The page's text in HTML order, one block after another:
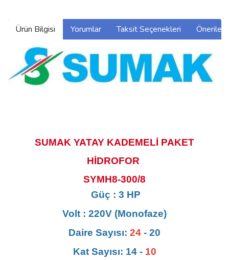
Ürün Bilgisi Yorumlar Taksit Seçenekleri
SUMAK YATAY KADEMELİ PAKET
HİDROFOR
SYMH8-300/8
Güç : 3 HP
Volt : 220V (Monofaze)
Daire Sayısı: 24 - 20
Kat Sayısı: 14 - 10